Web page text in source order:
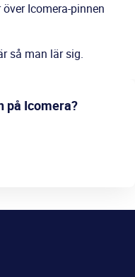
Icomera-pinnen
så man lär sig.
på Icomera?